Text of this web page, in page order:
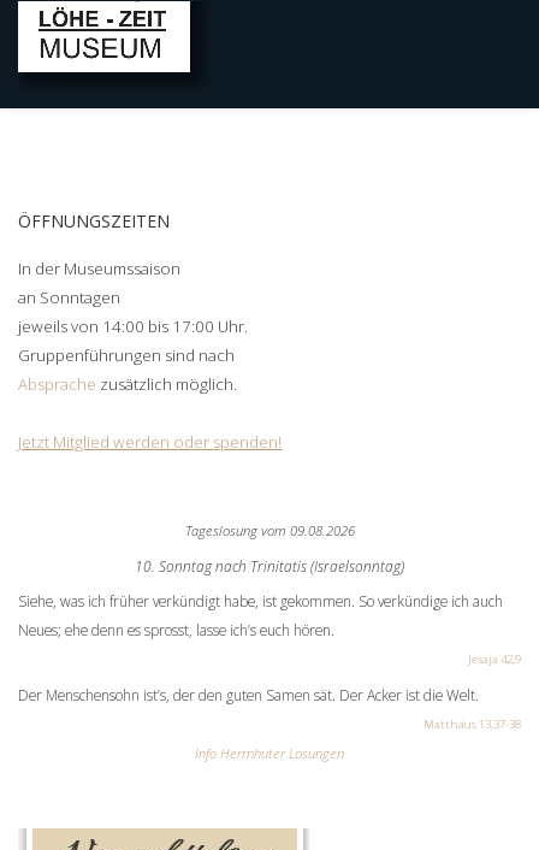
ÖFFNUNGSZEITEN
In der Museumssaison
an Sonntagen
jeweils von 14:00 bis 17:00 Uhr.
Gruppenführungen sind nach
Absprache zusätzlich möglich.
Jetzt Mitglied werden oder spenden!
Tageslosung vom 09.08.2026
10. Sonntag nach Trinitatis (Israelsonntag)
Siehe, was ich früher verkündigt habe, ist gekommen. So verkündige ich auch
Neues; ehe denn es sprosst, lasse ich’s euch hören.
Jesaja 42,9
Der Menschensohn ist’s, der den guten Samen sät. Der Acker ist die Welt.
Matthäus 13,37-38
Info Herrnhuter Losungen